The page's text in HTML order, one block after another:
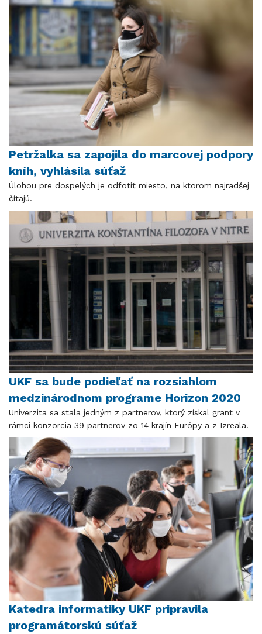
Petržalka sa zapojila do marcovej podpory
kníh, vyhlásila súťaž
Úlohou pre dospelých je odfotiť miesto, na ktorom najradšej
čítajú.
UKF sa bude podieľať na rozsiahlom
medzinárodnom programe Horizon 2020
Univerzita sa stala jedným z partnerov, ktorý získal grant v
rámci konzorcia 39 partnerov zo 14 krajín Európy a z Izreala.
Katedra informatiky UKF pripravila
programátorskú súťaž